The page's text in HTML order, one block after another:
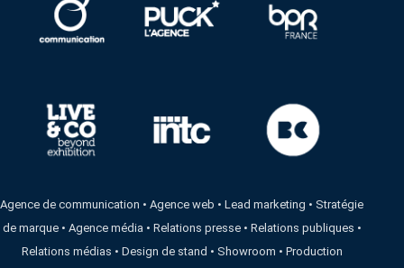
Agence de communication •Agence web •Lead marketing • Stratégie
de marque• Agence média • Relations presse• Relations publiques •
Relations médias • Design de stand • Showroom • Production